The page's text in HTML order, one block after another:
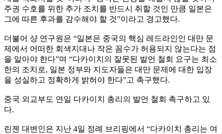
주권 수호를 위한 추가 조치를 반드시 취할 것인 만큼 일본은
그에 따른 후과를 감수해야 할 것”이라고 경고했다.
더불어 샹 연구원은 “일본은 중국의 핵심 레드라인인 대만 문
제에서 어떠한 회색지대나 작은 꼼수가 허용되지 않는다는 점
을 알아야 한다”며 “다카이치의 잘못된 발언 철회 요구는 최소
한의 조치로, 일본 정부와 지도자들은 대만 문제에 대한 입장
을 성실하고 정확하게 밝혀야 한다”고 촉구했다.
중국 외교부도 연일 다카이치 총리의 발언 철회 촉구하고 있
다.
린젠 대변인은 지난 4일 정례 브리핑에서 “다카이치 총리는 여